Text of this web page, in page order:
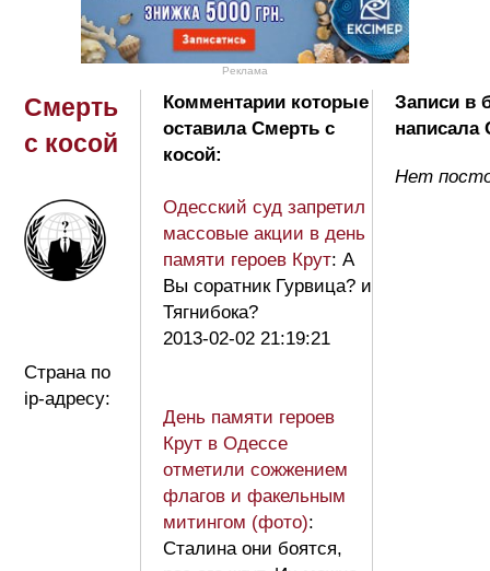
Реклама
Смерть
с косой
Страна по
ip-адресу:
Комментарии которые
оставила Смерть с
косой:
Одесский суд запретил
массовые акции в день
памяти героев Крут: А
Вы соратник Гурвица? и
Тягнибока?
2013-02-02 21:19:21
День памяти героев
Крут в Одессе
отметили сожжением
флагов и факельным
митингом (фото):
Сталина они боятся,
Записи в
написала
Нет